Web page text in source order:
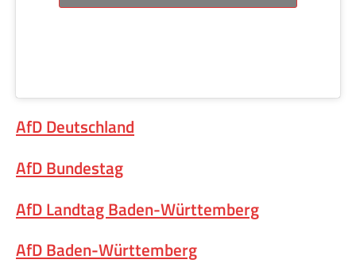
AfD Deutschland
AfD Bundestag
AfD Landtag Baden-Württemberg
AfD Baden-Württemberg